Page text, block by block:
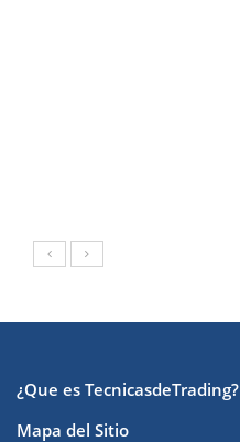
¿Que es TecnicasdeTrading?
Mapa del Sitio